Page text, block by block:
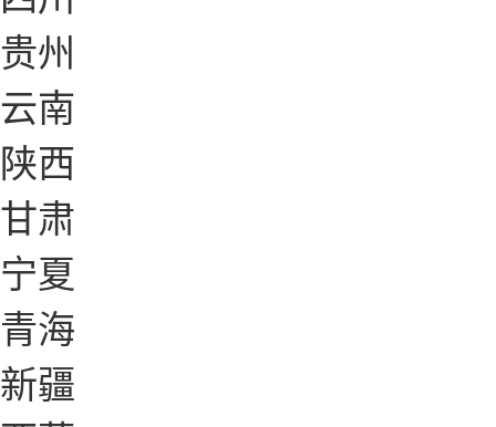
贵州
云南
陕西
甘肃
宁夏
青海
新疆